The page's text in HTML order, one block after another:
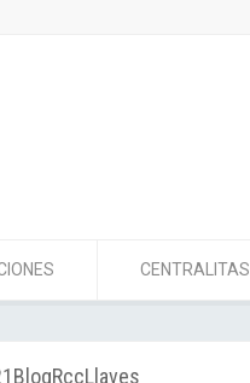
CENTRALITAS